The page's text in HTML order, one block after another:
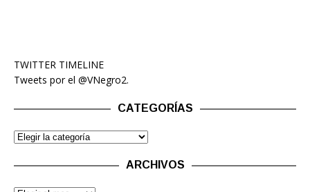
TWITTER TIMELINE
Tweets por el @VNegro2.
CATEGORÍAS
ARCHIVOS